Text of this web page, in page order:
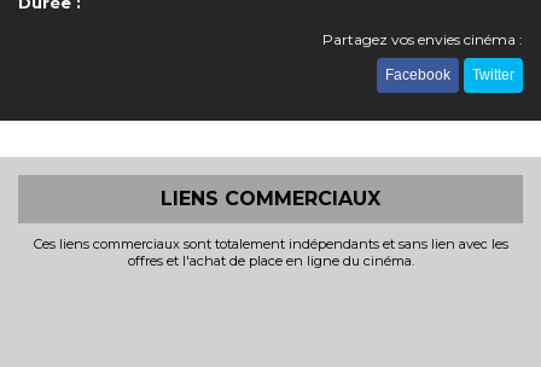
Partagez vos envies cinéma :
Facebook Twitter
LIENS COMMERCIAUX
Ces liens commerciaux sont totalement indépendants et sans lien avec les
offres et l'achat de place en ligne du cinéma.